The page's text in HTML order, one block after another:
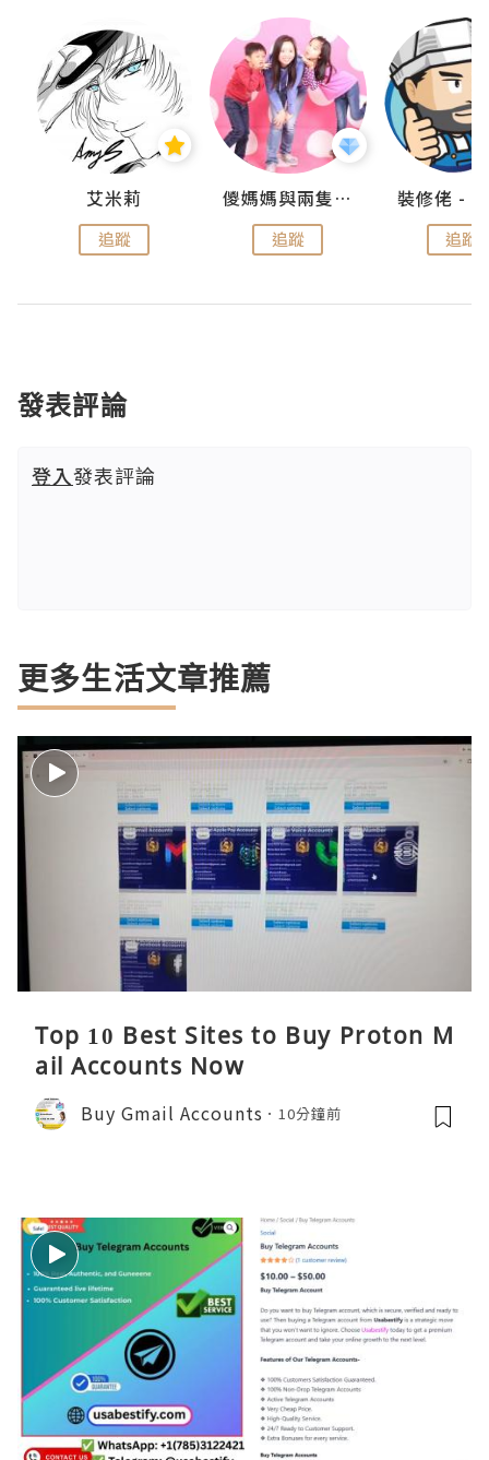
艾米莉
追蹤
儍媽媽與兩隻小魔怪之家
追蹤 追蹤
發表評論
登入發表評論
更多生活文章推薦
Top 10 Best Sites to Buy Proton M
ail Accounts Now
Buy Gmail Accounts 10分鐘前